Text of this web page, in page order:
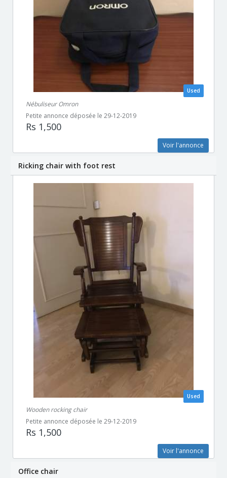
Used
Nébuliseur Omron
Petite annonce déposée le 29-12-2019
Rs 1,500
Voir l'annonce
Ricking chair with foot rest
Used
Wooden rocking chair
Petite annonce déposée le 29-12-2019
Rs 1,500
Voir l'annonce
Office chair